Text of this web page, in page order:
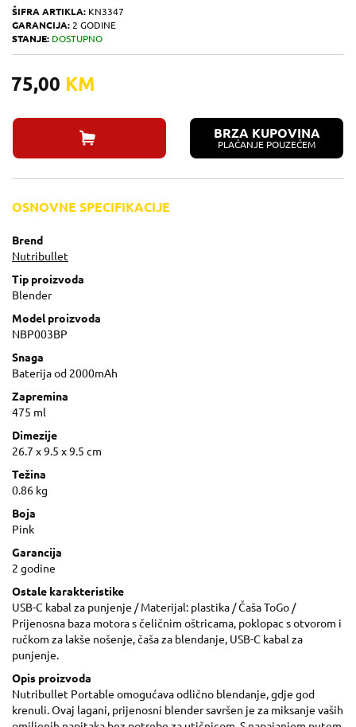
ŠIFRA ARTIKLA: KN3347
GARANCIJA: 2 GODINE
STANJE: DOSTUPNO
75,00 KM
BRZA KUPOVINA
PLAĆANJE POUZEĆEM
OSNOVNE SPECIFIKACIJE
Brend
Nutribullet
Tip proizvoda
Blender
Model proizvoda
NBP003BP
Snaga
Baterija od 2000mAh
Zapremina
475 ml
Dimezije
26.7 x 9.5 x 9.5 cm
Težina
0.86 kg
Boja
Pink
Garancija
2 godine
Ostale karakteristike
USB-C kabal za punjenje / Materijal: plastika / Čaša ToGo /
Prijenosna baza motora s čeličnim oštricama, poklopac s otvorom i
ručkom za lakše nošenje, čaša za blendanje, USB-C kabal za
punjenje.
Opis proizvoda
Nutribullet Portable omogućava odlično blendanje, gdje god
krenuli. Ovaj lagani, prijenosni blender savršen je za miksanje vaših